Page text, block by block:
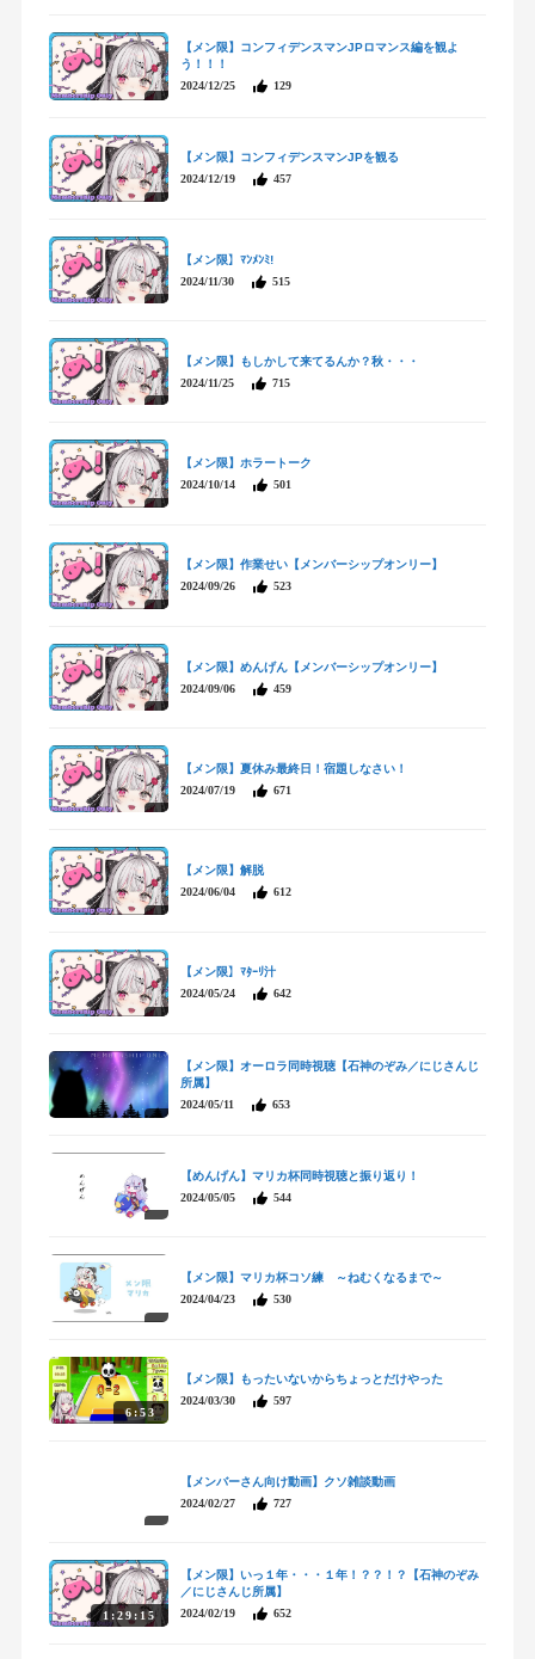
【メン限】コンフィデンスマンJPロマンス編を観よ
う！！！
2024/12/25
129
【メン限】コンフィデンスマンJPを観る
2024/12/19
457
【メン限】ﾏﾝﾒﾝﾐ!
2024/11/30
515
【メン限】もしかして来てるんか？秋・・・
2024/11/25
715
【メン限】ホラートーク
2024/10/14
501
【メン限】作業せい【メンバーシップオンリー】
2024/09/26
523
【メン限】めんげん【メンバーシップオンリー】
2024/09/06
459
【メン限】夏休み最終日！宿題しなさい！
2024/07/19
671
【メン限】解脱
2024/06/04
612
【メン限】ﾏﾀｰﾘ汁
2024/05/24
642
【メン限】オーロラ同時視聴【石神のぞみ／にじさんじ
所属】
2024/05/11
653
【めんげん】マリカ杯同時視聴と振り返り！
2024/05/05
544
【メン限】マリカ杯コソ練 ～ねむくなるまで～
2024/04/23
530
6:53
【メン限】もったいないからちょっとだけやった
2024/03/30
597
【メンバーさん向け動画】クソ雑談動画
2024/02/27
727
1:29:15
【メン限】いっ１年・・・１年！？？！？【石神のぞみ
／にじさんじ所属】
2024/02/19
652